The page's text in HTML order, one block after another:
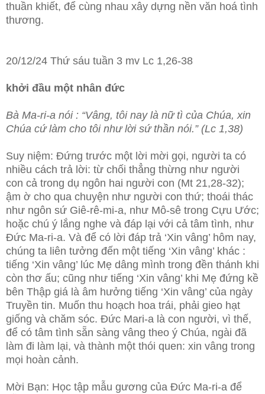
thuần khiết, để cùng nhau xây dựng nền văn hoá tình
thương.
20/12/24 Thứ sáu tuần 3 mv Lc 1,26-38
khởi đầu một nhân đức
Bà Ma-ri-a nói : “Vâng, tôi nay là nữ tì của Chúa, xin
Chúa cứ làm cho tôi như lời sứ thần nói.” (Lc 1,38)
Suy niệm: Đứng trước một lời mời gọi, người ta có
nhiều cách trả lời: từ chối thẳng thừng như người
con cả trong dụ ngôn hai người con (Mt 21,28-32);
ậm ờ cho qua chuyện như người con thứ; thoái thác
như ngôn sứ Giê-rê-mi-a, như Mô-sê trong Cựu Ước;
hoặc chú ý lắng nghe và đáp lại với cả tâm tình, như
Đức Ma-ri-a. Và để có lời đáp trả ‘Xin vâng’ hôm nay,
chúng ta liên tưởng đến một tiếng ‘Xin vâng’ khác :
tiếng ‘Xin vâng’ lúc Mẹ dâng mình trong đền thánh khi
còn thơ ấu; cũng như tiếng ‘Xin vâng’ khi Mẹ đứng kề
bên Thập giá là âm hưởng tiếng ‘Xin vâng’ của ngày
Truyền tin. Muốn thu hoạch hoa trái, phải gieo hạt
giống và chăm sóc. Đức Mari-a là con người, vì thế,
để có tâm tình sẵn sàng vâng theo ý Chúa, ngài đã
làm đi làm lại, và thành một thói quen: xin vâng trong
mọi hoàn cảnh.
Mời Bạn: Học tập mẫu gương của Đức Ma-ri-a để